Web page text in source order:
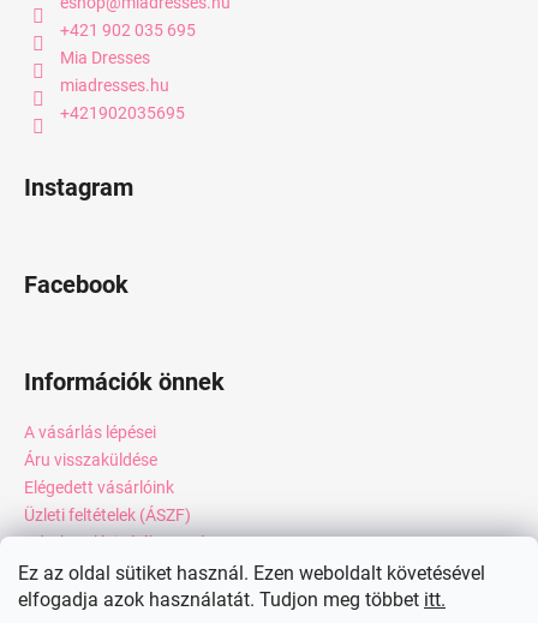
Ez az oldal sütiket használ. Ezen weboldalt követésével
elfogadja azok használatát. Tudjon meg többet itt.
+421 902 035 695
Mia Dresses
miadresses.hu
+421902035695
Instagram
Facebook
Információk önnek
A vásárlás lépései
Áru visszaküldése
Elégedett vásárlóink
Üzleti feltételek (ÁSZF)
Adatkezelési tájékoztató
Webáruház értékelése
Kapcsolat